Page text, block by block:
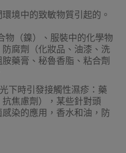
境中的致敏物質引起的。
物（鎳）、服裝中的化學物
腐劑（化妝品、油漆、洗
藥膏、秘魯香脂、粘合劑
下時引發接觸性濕疹：藥
焦慮劑），某些針對頭
染的應用，香水和油，防